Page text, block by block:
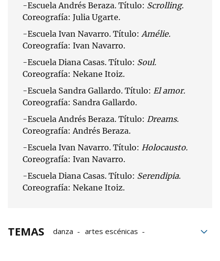
-Escuela Andrés Beraza. Título: Scrolling.
Coreografía: Julia Ugarte.
-Escuela Ivan Navarro. Título: Amélie.
Coreografía: Ivan Navarro.
-Escuela Diana Casas. Título: Soul.
Coreografía: Nekane Itoiz.
-Escuela Sandra Gallardo. Título: El amor.
Coreografía: Sandra Gallardo.
-Escuela Andrés Beraza. Título: Dreams.
Coreografía: Andrés Beraza.
-Escuela Ivan Navarro. Título: Holocausto.
Coreografía: Ivan Navarro.
-Escuela Diana Casas. Título: Serendipia.
Coreografía: Nekane Itoiz.
TEMAS danza
artes escénicas